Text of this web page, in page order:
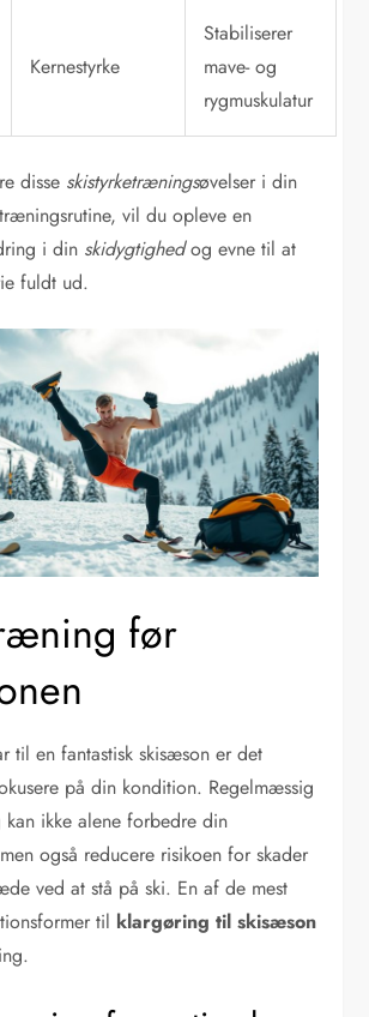
Kernestyrke
Stabiliserer
mave- og
rygmuskulatur
disse skistyrketræningsøvelser i din
vil du opleve en
i din skidygtighedog evne til at
fuldt ud.
før
til en fantastisk skisæson er det
på din kondition. Regelmæssig
kan ikke alene forbedre din
også reducere risikoen for skader
ved at stå på ski. En af de mest
til klargøring til skisæson